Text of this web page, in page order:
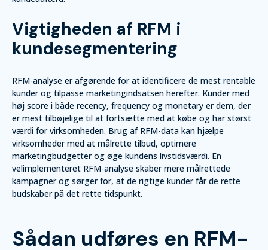
Vigtigheden af RFM i
kundesegmentering
RFM-analyse er afgørende for at identificere de mest rentable
kunder og tilpasse marketingindsatsen herefter. Kunder med
høj score i både recency, frequency og monetary er dem, der
er mest tilbøjelige til at fortsætte med at købe og har størst
værdi for virksomheden. Brug af RFM-data kan hjælpe
virksomheder med at målrette tilbud, optimere
marketingbudgetter og øge kundens livstidsværdi. En
velimplementeret RFM-analyse skaber mere målrettede
kampagner og sørger for, at de rigtige kunder får de rette
budskaber på det rette tidspunkt.
Sådan udføres en RFM-